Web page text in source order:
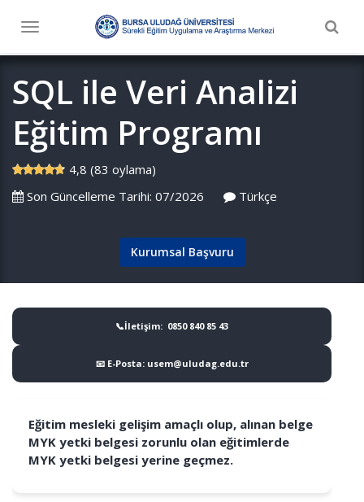
Toggle
SQL ile Veri Analizi
Eğitim Programı
4,8 (83 oylama)
Son Güncelleme Tarihi: 07/2026
Türkçe
Kurumsal Başvuru
📞İletişim: 0850 840 85 43
📧 E-Posta: usem@uludag.edu.tr
Eğitim mesleki gelişim amaçlı olup, alınan belge
MYK yetki belgesi zorunlu olan eğitimlerde
MYK yetki belgesi yerine geçmez.